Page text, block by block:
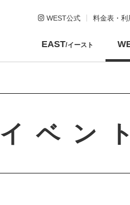
WEST公式 料金表・利
EAST/イースト
イベン